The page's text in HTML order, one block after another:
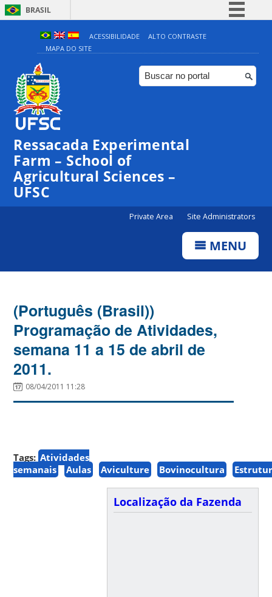
BRASIL
Simplifique!
Comunica BR
Participe
ACESSIBILIDADE
ALTO CONTRASTE
MAPA DO SITE
Ressacada Experimental
Farm – School of
Agricultural Sciences –
UFSC
Private Area Site Administrators
MENU
(Português (Brasil))
Programação de Atividades,
semana 11 a 15 de abril de
2011.
08/04/2011 11:28
Tags: Atividades
semanais
Aulas Aviculture Bovinocultura
Localização da Fazenda